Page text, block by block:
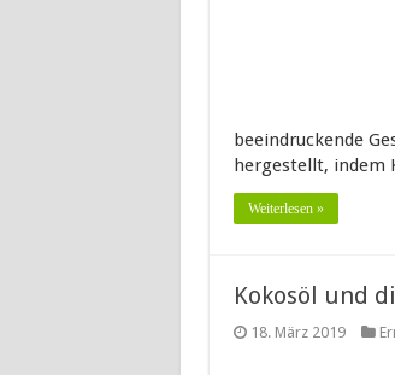
beeindruckende
hergestellt, indem
Weiterlesen »
Kokosöl und
18. März 2019